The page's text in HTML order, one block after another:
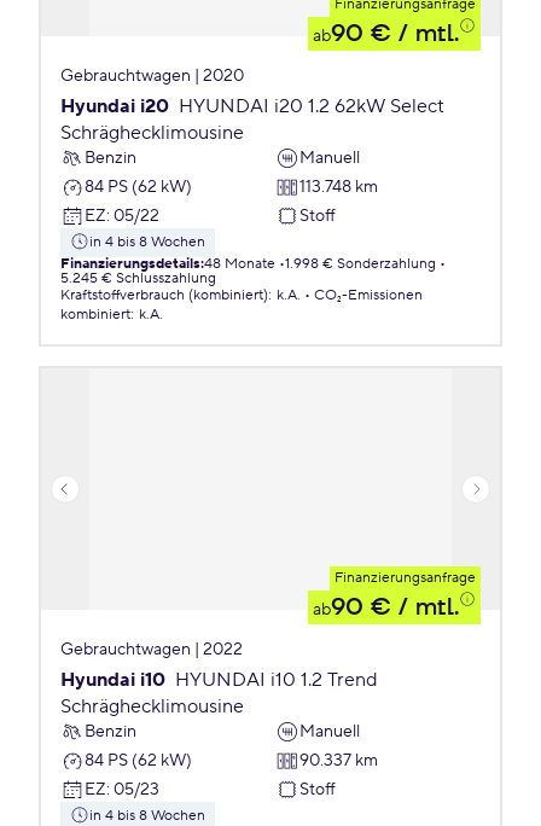
Finanzierungsanfrage
ab90 € / mtl.
Gebrauchtwagen | 2020
Hyundai i20 HYUNDAI i20 1.2 62kW Select
Schräghecklimousine
Benzin
Manuell
84 PS (62 kW)
113.748 km
EZ: 05/22 Stoff
in 4 bis 8 Wochen
Finanzierungsdetails:48 Monate 1.998 € Sonderzahlung
5.245 € Schlusszahlung
Kraftstoffverbrauch (kombiniert): k.A.
CO₂-Emissionen
kombiniert: k.A.
Finanzierungsanfrage
ab90 € / mtl.
Gebrauchtwagen | 2022
Hyundai i10 HYUNDAI i10 1.2 Trend
Schräghecklimousine
Benzin
Manuell
84 PS (62 kW)
90.337 km
EZ: 05/23 Stoff
in 4 bis 8 Wochen